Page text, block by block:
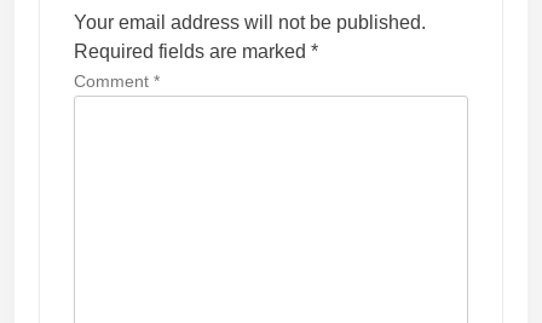
Your email address will not be published.
Required fields are marked *
Comment *